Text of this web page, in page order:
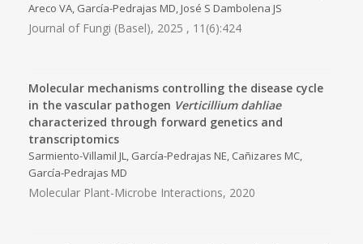
Areco VA, García-Pedrajas MD, José S Dambolena JS
Journal of Fungi (Basel), 2025 , 11(6):424
Molecular mechanisms controlling the disease cycle
in the vascular pathogen Verticillium dahliae
characterized through forward genetics and
transcriptomics
Sarmiento-Villamil JL, García-Pedrajas NE, Cañizares MC,
García-Pedrajas MD
Molecular Plant-Microbe Interactions, 2020